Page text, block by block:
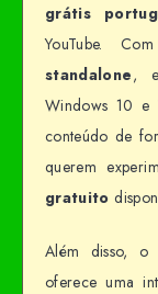
grátis
YouTube.
standalone,
Windows 10 e
conteúdo de
querem
gratuito
Além disso,
oferece uma